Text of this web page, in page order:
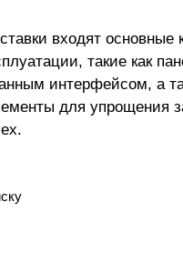
входят основные
такие как
интерфейсом, а
для упрощения